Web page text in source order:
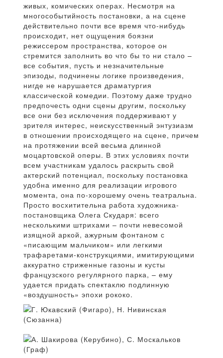
живых, комических операх. Несмотря на
многособытийность постановки, а на сцене
действительно почти все время что-нибудь
происходит, нет ощущения боязни
режиссером пространства, которое он
стремится заполнить во что бы то ни стало –
все события, пусть и незначительные
эпизоды, подчинены логике произведения,
нигде не нарушается драматургия
классической комедии. Поэтому даже трудно
предпочесть одни сцены другим, поскольку
все они без исключения поддерживают у
зрителя интерес, неискусственный энтузиазм
в отношении происходящего на сцене, причем
на протяжении всей весьма длинной
моцартовской оперы. В этих условиях почти
всем участникам удалось раскрыть свой
актерский потенциал, поскольку постановка
удобна именно для реализации игрового
момента, она по-хорошему очень театральна.
Просто восхитительна работа художника-
постановщика Олега Скударя: всего
несколькими штрихами – почти невесомой
изящной аркой, ажурным фонтаном с
«писающим мальчиком» или легкими
трафаретами-конструкциями, имитирующими
аккуратно стриженные газоны и кусты
французского регулярного парка, – ему
удается придать спектаклю подлинную
«воздушность» эпохи рококо.